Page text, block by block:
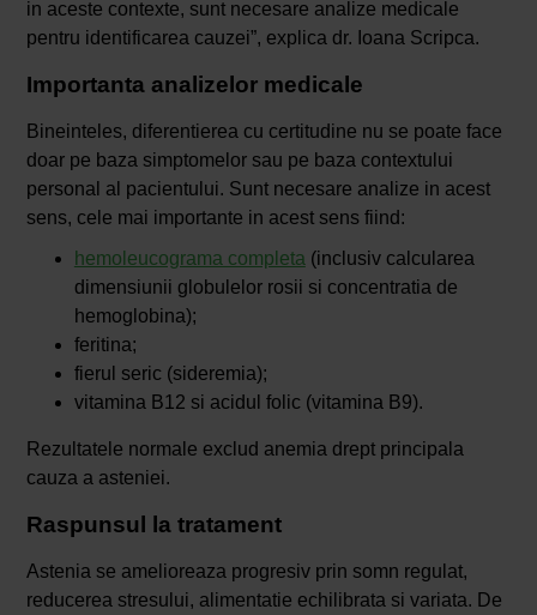
in aceste contexte, sunt necesare analize medicale
pentru identificarea cauzei”, explica dr. Ioana Scripca.
Importanta analizelor medicale
Bineinteles, diferentierea cu certitudine nu se poate face
doar pe baza simptomelor sau pe baza contextului
personal al pacientului. Sunt necesare analize in acest
sens, cele mai importante in acest sens fiind:
hemoleucograma completa (inclusiv calcularea
dimensiunii globulelor rosii si concentratia de
hemoglobina);
feritina;
fierul seric (sideremia);
vitamina B12 si acidul folic (vitamina B9).
Rezultatele normale exclud anemia drept principala
cauza a asteniei.
Raspunsul la tratament
Astenia se amelioreaza progresiv prin somn regulat,
reducerea stresului, alimentatie echilibrata si variata. De